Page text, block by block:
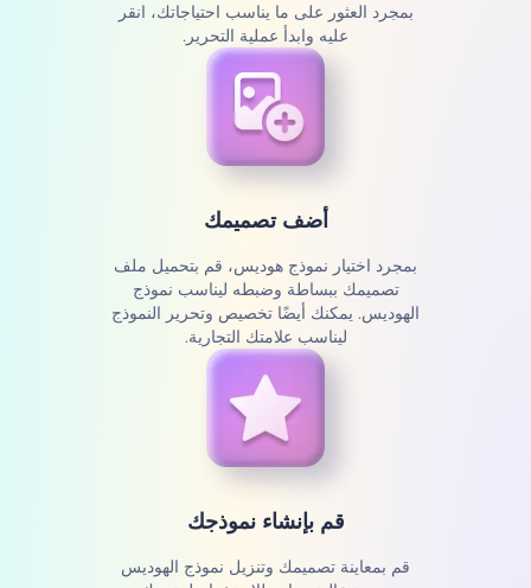
بمجرد العثور على ما يناسب احتياجاتك، انقر
عليه وابدأ عملية التحرير.
أضف تصميمك
بمجرد اختيار نموذج هوديس، قم بتحميل ملف
تصميمك ببساطة وضبطه ليناسب نموذج
الهوديس. يمكنك أيضًا تخصيص وتحرير النموذج
ليناسب علامتك التجارية.
قم بإنشاء نموذجك
قم بمعاينة تصميمك وتنزيل نموذج الهوديس